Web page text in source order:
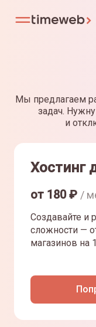
Мы предлагаем
задач.
и
Хостинг
от 180₽ /
Создавайте и
сложности —
магазинов на